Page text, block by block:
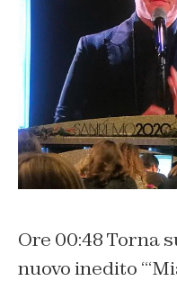
Ore 00:48 Torna
nuovo inedito